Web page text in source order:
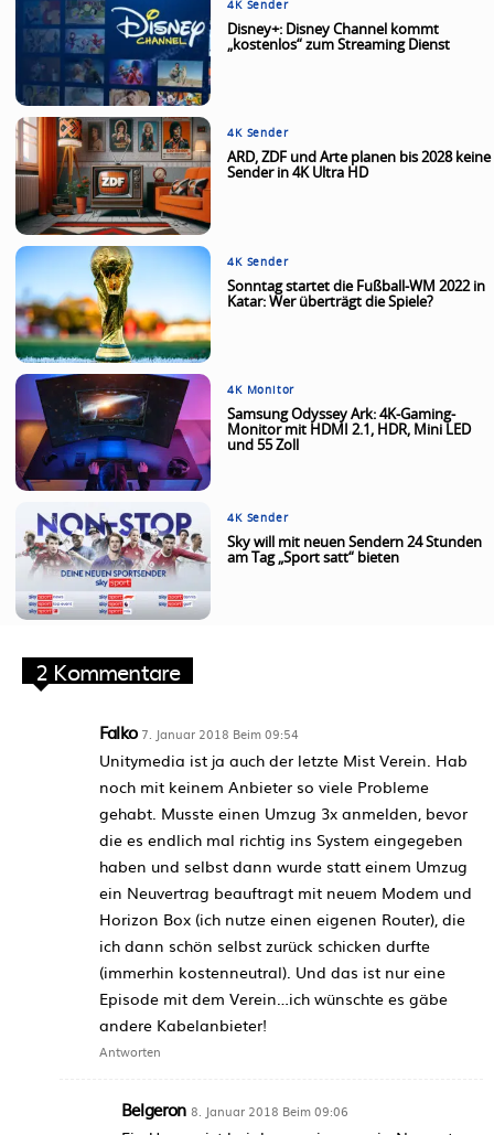
4K Sender
Disney+: Disney Channel kommt
„kostenlos“ zum Streaming Dienst
4K Sender
ARD, ZDF und Arte planen bis 2028 keine
Sender in 4K Ultra HD
4K Sender
Sonntag startet die Fußball-WM 2022 in
Katar: Wer überträgt die Spiele?
4K Monitor
Samsung Odyssey Ark: 4K-Gaming-
Monitor mit HDMI 2.1, HDR, Mini LED
und 55 Zoll
4K Sender
Sky will mit neuen Sendern 24 Stunden
am Tag „Sport satt“ bieten
2 Kommentare
Falko 7. Januar 2018 Beim 09:54
Unitymedia ist ja auch der letzte Mist Verein. Hab
noch mit keinem Anbieter so viele Probleme
gehabt. Musste einen Umzug 3x anmelden, bevor
die es endlich mal richtig ins System eingegeben
haben und selbst dann wurde statt einem Umzug
ein Neuvertrag beauftragt mit neuem Modem und
Horizon Box (ich nutze einen eigenen Router), die
ich dann schön selbst zurück schicken durfte
(immerhin kostenneutral). Und das ist nur eine
Episode mit dem Verein…ich wünschte es gäbe
andere Kabelanbieter!
Antworten
Belgeron 8. Januar 2018 Beim 09:06